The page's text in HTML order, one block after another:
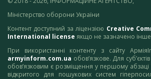
Міністерство оборони України
Контент доступний за ліцензією Creative
International license якщо не зазначено
При використанні контенту з сайту
armyinform.com.ua обов’язкове. Для
обов’язковим є розміщення у першому абзаці
відкритого для пошукових систем